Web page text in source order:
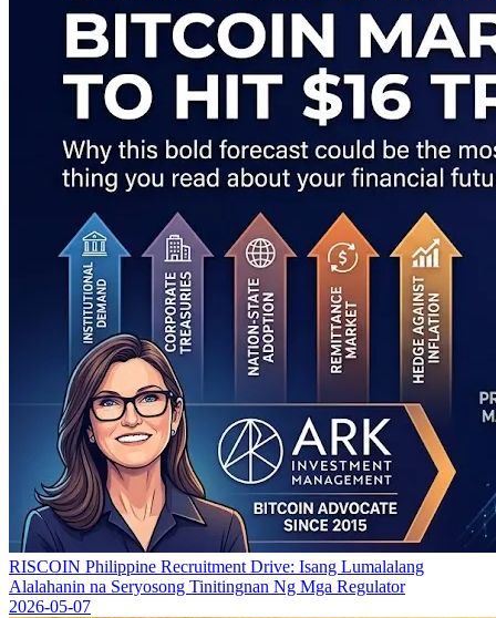
RISCOIN Philippine Recruitment Drive: Isang Lumalalang
Alalahanin na Seryosong Tinitingnan Ng Mga Regulator
2026-05-07